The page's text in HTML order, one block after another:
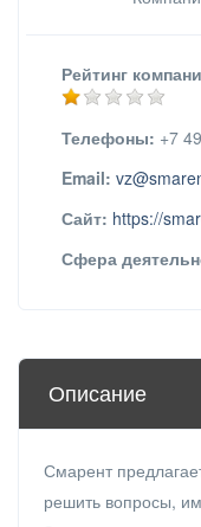
Рейтинг
Телефоны: +7
Email:
Сайт: https://
Сфера
Описание
Смарент
решить вопросы,